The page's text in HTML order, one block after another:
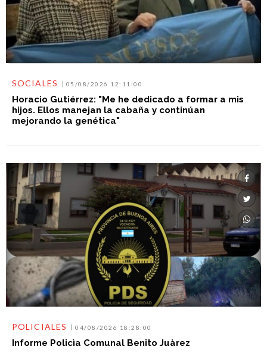
SOCIALES 05/08/2026 12:11:00
Horacio Gutiérrez: "Me he dedicado a formar a mis
hijos. Ellos manejan la cabaña y continúan
mejorando la genética"
POLICIALES 04/08/2026 18:28:00
Informe Policìa Comunal Benito Juàrez